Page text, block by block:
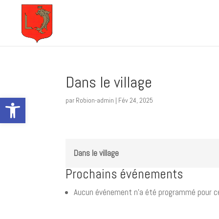
Ouvrir la barre d’outils
Dans le village
par Robion-admin | Fév 24, 2025
Dans le village
Prochains événements
Aucun événement n’a été programmé pour